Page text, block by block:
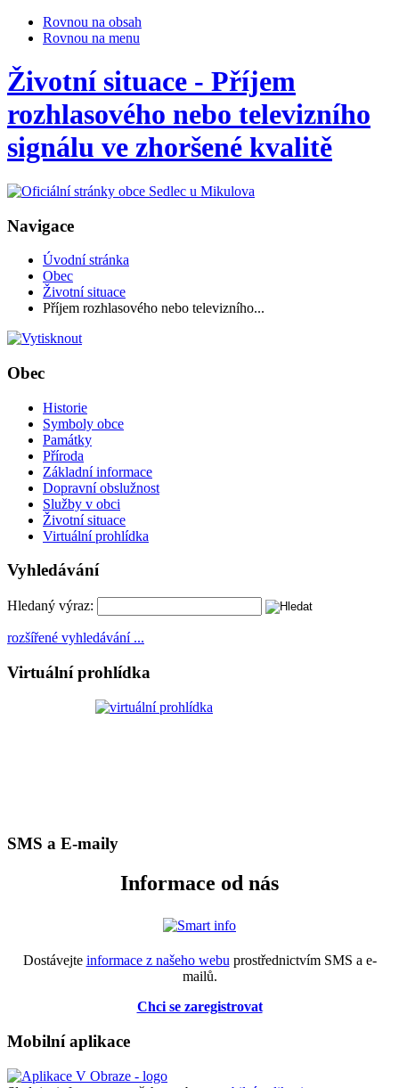
Rovnou na obsah
Rovnou na menu
Životní situace - Příjem
rozhlasového nebo televizního
signálu ve zhoršené kvalitě
Navigace
Úvodní stránka
Obec
Životní situace
Příjem rozhlasového nebo televizního...
Obec
Historie
Symboly obce
Památky
Příroda
Základní informace
Dopravní obslužnost
Služby v obci
Životní situace
Virtuální prohlídka
Vyhledávání
Hledaný výraz:
rozšířené vyhledávání ...
Virtuální prohlídka
SMS a E-maily
Informace od nás
Dostávejte informace z našeho webu prostřednictvím SMS a e-
mailů.
Chci se zaregistrovat
Mobilní aplikace